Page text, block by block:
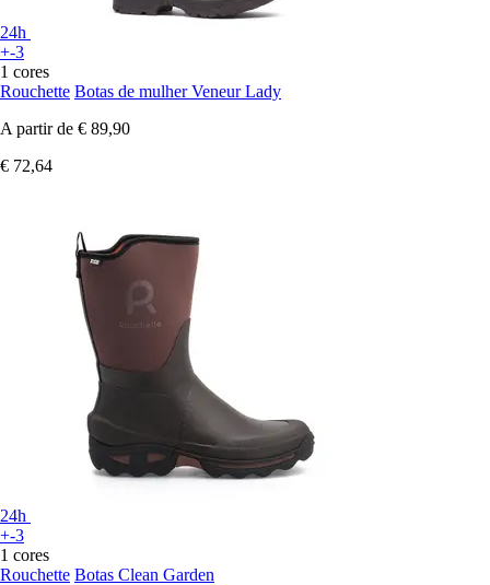
24h
+-3
1 cores
Rouchette Botas de mulher Veneur Lady
A partir de € 89,90
€ 72,64
24h
+-3
1 cores
Rouchette Botas Clean Garden